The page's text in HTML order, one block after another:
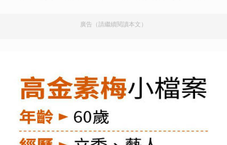
廣告（請繼續閱讀本文）